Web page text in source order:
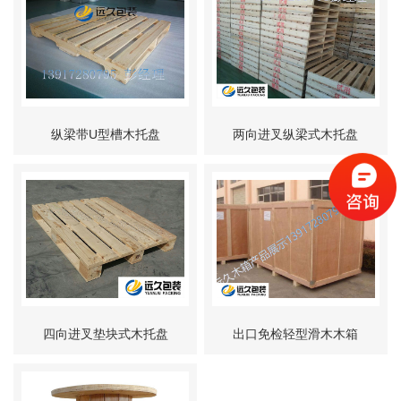
纵梁带U型槽木托盘 两向进叉纵梁式木托盘
四向进叉垫块式木托盘 出口免检轻型滑木木箱